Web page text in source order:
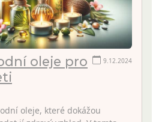
9.12.2024
oleje pro
oleje, které dokážou